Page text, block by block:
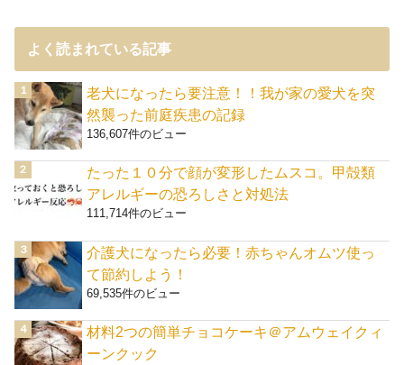
よく読まれている記事
老犬になったら要注意！！我が家の愛犬を突
然襲った前庭疾患の記録
136,607件のビュー
たった１０分で顔が変形したムスコ。甲殻類
アレルギーの恐ろしさと対処法
111,714件のビュー
介護犬になったら必要！赤ちゃんオムツ使っ
て節約しよう！
69,535件のビュー
材料2つの簡単チョコケーキ＠アムウェイクィ
ーンクック